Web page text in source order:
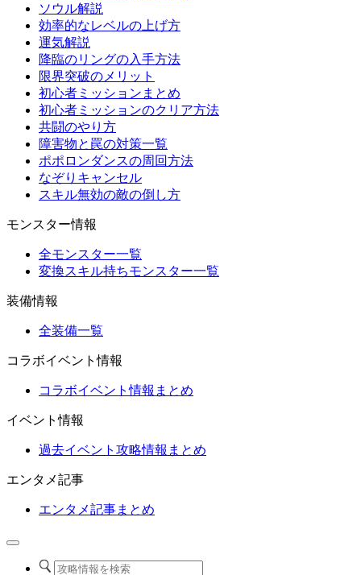
ソウル解説
効率的なレベルの上げ方
運気解説
降臨のリングの入手方法
限界突破のメリット
初心者ミッションまとめ
初心者ミッションのクリア方法
共闘のやり方
障害物と罠の対策一覧
ポポロンダンスの周回方法
なぞりキャンセル
スキル無効の敵の倒し方
モンスター情報
全モンスター一覧
変換スキル持ちモンスター一覧
装備情報
全装備一覧
コラボイベント情報
コラボイベント情報まとめ
イベント情報
過去イベント攻略情報まとめ
エンタメ記事
エンタメ記事まとめ